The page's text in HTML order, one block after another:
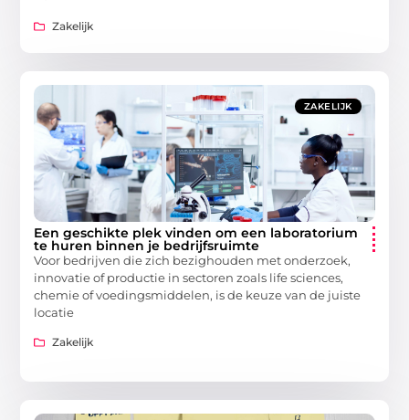
Zakelijk
ZAKELIJK
Een geschikte plek vinden om een laboratorium
te huren binnen je bedrijfsruimte
Voor bedrijven die zich bezighouden met onderzoek,
innovatie of productie in sectoren zoals life sciences,
chemie of voedingsmiddelen, is de keuze van de juiste
locatie
Zakelijk